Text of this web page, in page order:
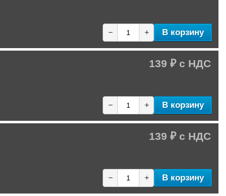
− + В корзину
139 ₽
− + В корзину
139 ₽
− + В корзину